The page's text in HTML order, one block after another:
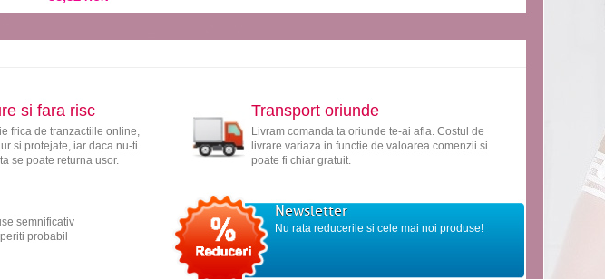
si fara risc
frica de tranzactiile online,
si protejate, iar daca nu-ti
se poate returna usor.
Transport oriunde
Livram comanda ta oriunde te-ai afla. Costul de
livrare variaza in functie de valoarea comenzii si
poate fi chiar gratuit.
semnificativ
probabil
Newsletter
Nu rata reducerile si cele mai noi produse!